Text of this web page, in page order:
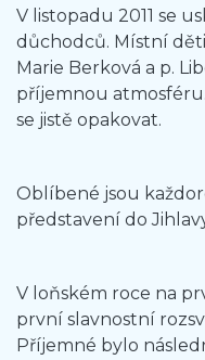
V listopadu 2011 se
důchodců. Místní
Marie Berková a p.
příjemnou
se jistě opakovat.
Oblíbené jsou
představení do
V loňském roce na
první slavnostní
Příjemné bylo